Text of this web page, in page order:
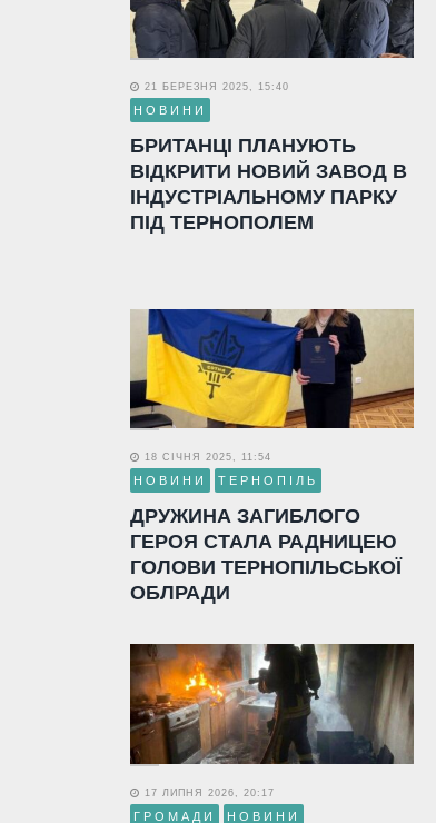
21 БЕРЕЗНЯ 2025, 15:40
НОВИНИ
БРИТАНЦІ ПЛАНУЮТЬ
ВІДКРИТИ НОВИЙ ЗАВОД В
ІНДУСТРІАЛЬНОМУ ПАРКУ
ПІД ТЕРНОПОЛЕМ
18 СІЧНЯ 2025, 11:54
НОВИНИ ТЕРНОПІЛЬ
ДРУЖИНА ЗАГИБЛОГО
ГЕРОЯ СТАЛА РАДНИЦЕЮ
ГОЛОВИ ТЕРНОПІЛЬСЬКОЇ
ОБЛРАДИ
17 ЛИПНЯ 2026, 20:17
ГРОМАДИ НОВИНИ